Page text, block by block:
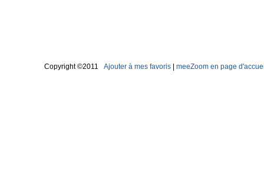
Copyright ©2011 Ajouter à mes favoris meeZoom en page